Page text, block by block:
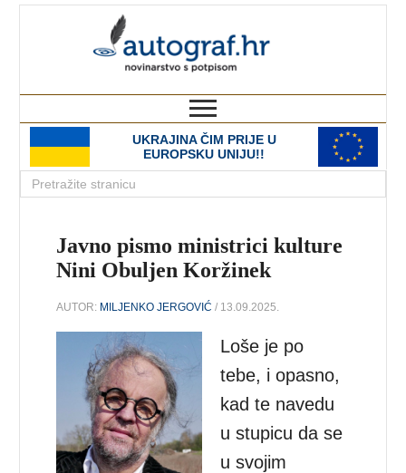
UKRAJINA ČIM PRIJE U
EUROPSKU UNIJU!!
Javno pismo ministrici kulture
Nini Obuljen Koržinek
AUTOR: MILJENKO JERGOVIĆ / 13.09.2025.
Loše je po
tebe, i opasno,
kad te navedu
u stupicu da se
u svojim